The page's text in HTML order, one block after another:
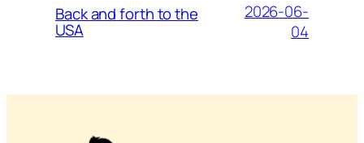
Back and forth to the
USA
2026-06-
04